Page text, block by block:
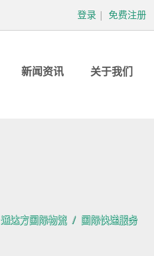
登录 | 免费注册
新闻资讯 关于我们
通达方国际物流 国际快递服务